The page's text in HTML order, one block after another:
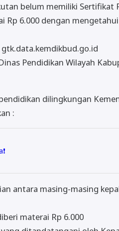
belum memiliki Sertifikat
6.000 dengan
Pendidikan Wilayah
dilingkungan
:
antara masing-masing
materai Rp 6.000